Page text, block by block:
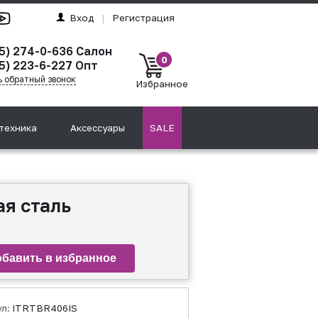
Вход | Регистрация
274-0-636 Салон
223-6-227 Опт
обратный звонок
0
Избранное
Аксессуары SALE
сталь
ITRTBR406IS